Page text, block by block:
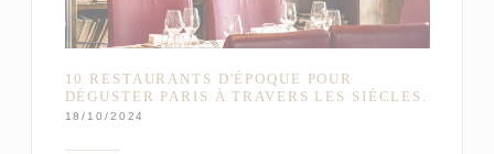
10 RESTAURANTS D'ÉPOQUE POUR
DÉGUSTER PARIS À TRAVERS LES SIÈCLES.
18/10/2024